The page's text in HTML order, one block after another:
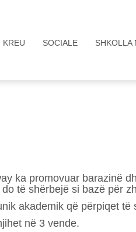
KREU SOCIALE SHKOLLA
ka promovuar barazinë
të shërbejë si bazë për
akademik që përpiqet
në 3 vende.